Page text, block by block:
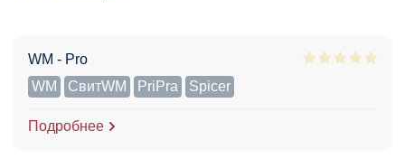
WM - Pro
WM
СвитWM PriPra Spicer
Подробнее